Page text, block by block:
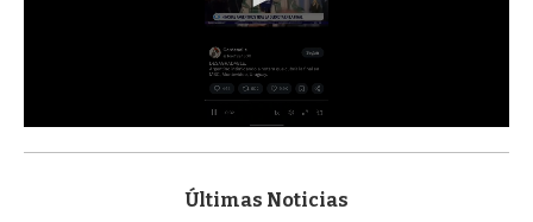
s
Últimas Noticias